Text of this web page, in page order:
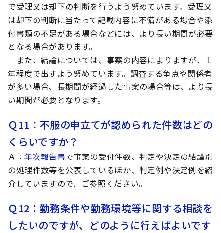
で受理又は却下の判断を行うよう努めています。受理又
は却下の判断に当たって記載内容に不備がある場合や添
付書類の不足がある場合などには、より長い期間が必要
となる場合があります。
また、結論については、事案の内容によりますが、１
年程度で出すよう努めています。調査する争点や関係者
が多い場合、長期間が経過した事案の場合等は、より長
い期間が必要となります。
Ｑ11 ：不服の申立てが認められた件数はどの
くらいですか？
Ａ ：年次報告書で事案の受付件数、判定や決定の結論別
の処理件数等を公表しているほか、判定例や決定例を紹
介していますので、ご参照ください。
Ｑ12 ：勤務条件や勤務環境等に関する相談を
したいのですが、どのように行えばよいです